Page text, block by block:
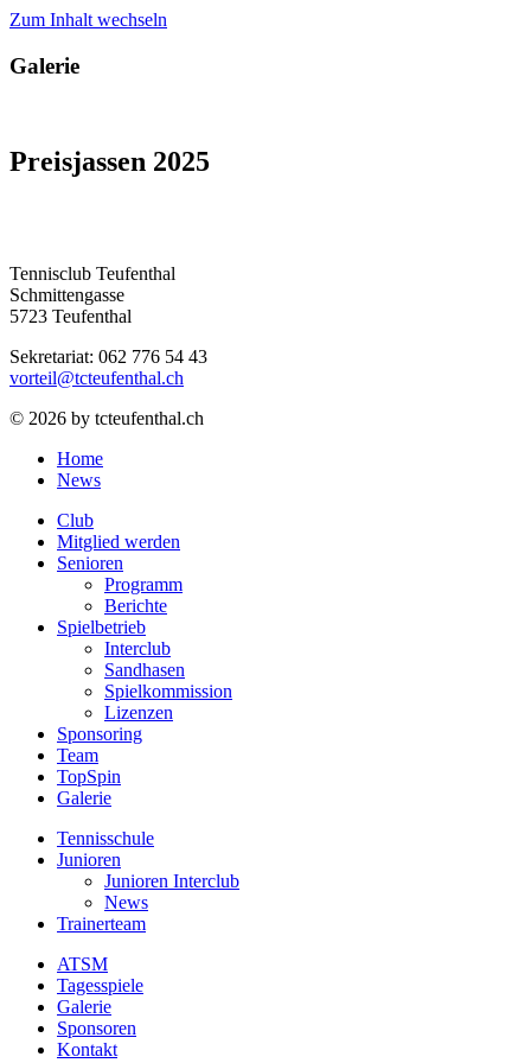
Zum Inhalt wechseln
Galerie
Preisjassen 2025
Tennisclub Teufenthal
Schmittengasse
5723 Teufenthal
Sekretariat: 062 776 54 43
vorteil@tcteufenthal.ch
© 2026 by tcteufenthal.ch
Home
News
Club
Mitglied werden
Senioren
Programm
Berichte
Spielbetrieb
Interclub
Sandhasen
Spielkommission
Lizenzen
Sponsoring
Team
TopSpin
Galerie
Tennisschule
Junioren
Junioren Interclub
News
Trainerteam
ATSM
Tagesspiele
Galerie
Sponsoren
Kontakt